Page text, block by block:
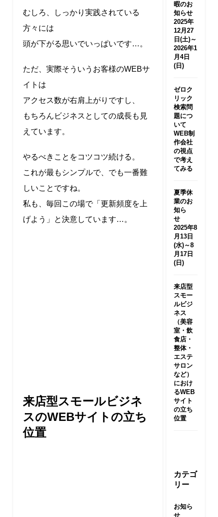
むしろ、しっかり実践されている
方々には
頭が下がる思いでいっぱいです…。
ただ、実際そういうお客様のWEBサ
イトは
アクセス数が右肩上がりですし、
もちろんビジネスとしての成長も見
えています。
やるべきことをコツコツ続ける。
これが最もシンプルで、でも一番難
しいことですね。
私も、毎回この場で「更新頻度を上
げよう」と決意しています…。
来店型スモールビジネ
スのWEBサイトの立ち
位置
暇のお
知らせ
2025年
12月27
日(土)～
2026年1
月4日
(日)
ゼロク
リック
検索問
題につ
いて
WEB制
作会社
の視点
で考え
てみる
夏季休
業のお
知ら
せ
2025年8
月13日
(水)～8
月17日
(日)
来店型
スモー
ルビジ
ネス
（美容
室・飲
食店・
整体・
エステ
サロン
など）
におけ
るWEB
サイト
の立ち
位置
カテゴ
リー
お知ら
せ